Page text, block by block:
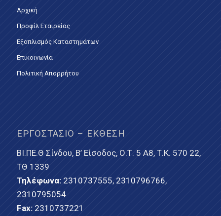
Αρχική
Προφίλ Εταιρείας
Εξοπλισμός Καταστημάτων
Επικοινωνία
Πολιτική Απορρήτου
ΕΡΓΟΣΤΆΣΙΟ – ΈΚΘΕΣΗ
ΒΙ.ΠΕ.Θ Σίνδου, Β’ Είσοδος, Ο.Τ. 5 Α8, Τ.Κ. 570 22,
ΤΘ 1339
Τηλέφωνα: 2310737555, 2310796766,
2310795054
Fax: 2310737221